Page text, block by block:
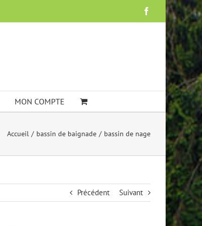
Facebook
MON COMPTE
Accueil bassin de baignade bassin de nage
Précédent Suivant